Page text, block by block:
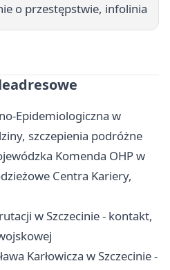
o przestępstwie, infolinia
Epidemiologiczna w
szczepienia podróżne
Komenda OHP w
Centra Kariery,
w Szczecinie - kontakt,
Karłowicza w Szczecinie -